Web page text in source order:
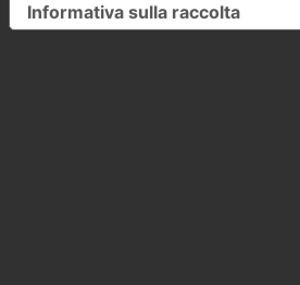
Informativa sulla raccolta